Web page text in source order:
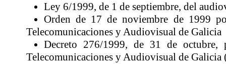
Ley 6/1999, de 1 de septiembre, del
Orden de 17 de noviembre de 1999
Telecomunicaciones y Audiovisual de Galicia
Decreto 276/1999, de 31 de
Telecomunicaciones y Audiovisual de